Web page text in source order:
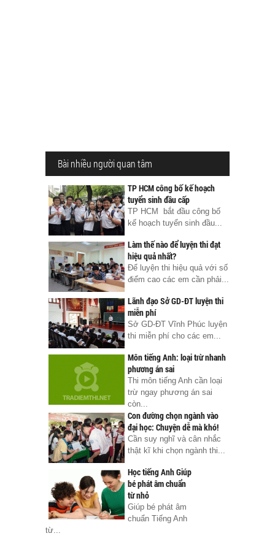
Bài nhiều người quan tâm
TP HCM công bố kế hoạch
tuyển sinh đầu cấp
TP HCM bắt đầu công bố
kế hoạch tuyển sinh đầu...
Làm thế nào để luyện thi đạt
hiệu quả nhất?
Để luyện thi hiệu quả với số
điểm cao các em cần phải...
Lãnh đạo Sở GD-ĐT luyện thi
miễn phí
Sở GD-ĐT Vĩnh Phúc luyện
thi miễn phí cho các em...
Môn tiếng Anh: loại trừ nhanh
phương án sai
Thi môn tiếng Anh cần loại
trừ ngay phương án sai
còn...
Con đường chọn ngành vào
đại học: Chuyện dễ mà khó!
Cần suy nghĩ và cân nhắc
thật kĩ khi chọn ngành thi...
Học tiếng Anh Giúp
bé phát âm chuẩn
từ nhỏ
Giúp bé phát âm
chuẩn Tiếng Anh
từ...